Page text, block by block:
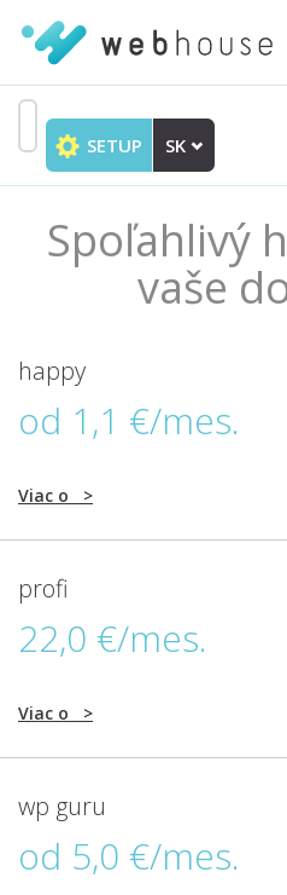
na
SETUP SK
Spoľahlivý
vaše
happy
od 1,1 €/mes.
Viac o >
profi
22,0 €/mes.
Viac o >
wp guru
od 5,0 €/mes.